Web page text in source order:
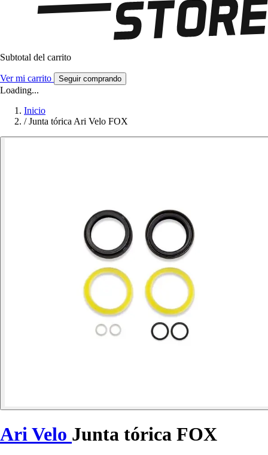
Subtotal del carrito
Ver mi carrito Seguir comprando
Loading...
Inicio
/ Junta tórica Ari Velo FOX
Ari Velo Junta tórica FOX